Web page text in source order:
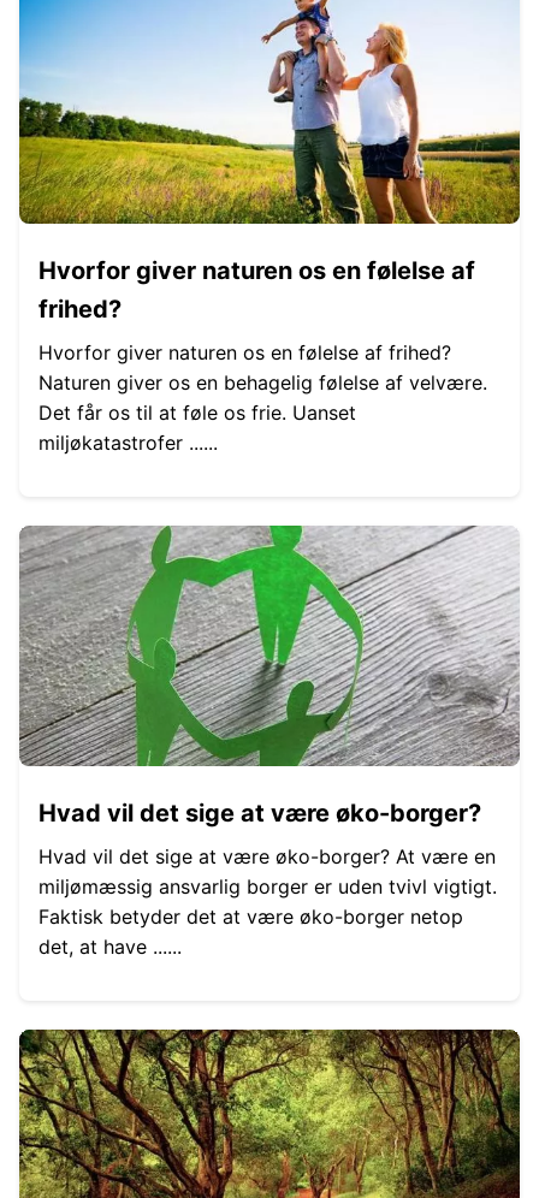
Hvorfor giver naturen os en følelse af
frihed?
Hvorfor giver naturen os en følelse af frihed?
Naturen giver os en behagelig følelse af velvære.
Det får os til at føle os frie. Uanset
miljøkatastrofer ......
Hvad vil det sige at være øko-borger?
Hvad vil det sige at være øko-borger? At være en
miljømæssig ansvarlig borger er uden tvivl vigtigt.
Faktisk betyder det at være øko-borger netop
det, at have ......